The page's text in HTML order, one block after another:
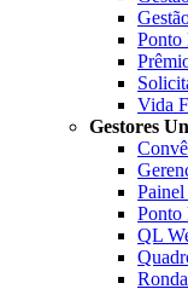
Ponto
Vida
Gestores
Ponto
QL